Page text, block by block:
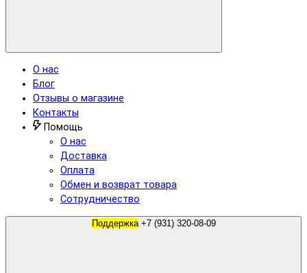
О нас
Блог
Отзывы о магазине
Контакты
Помощь
О нас
Доставка
Оплата
Обмен и возврат товара
Сотрудничество
Поддержка +7 (931) 320-08-09